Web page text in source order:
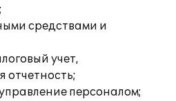
средствами и
учет,
отчетность;
персоналом;